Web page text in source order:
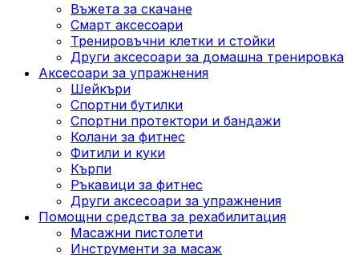
Въжета за скачане
Смарт аксесоари
Тренировъчни клетки и стойки
Други аксесоари за домашна тренировка
Аксесоари за упражнения
Шейкъри
Спортни бутилки
Спортни протектори и бандажи
Колани за фитнес
Фитили и куки
Кърпи
Ръкавици за фитнес
Други аксесоари за упражнения
Помощни средства за рехабилитация
Масажни пистолети
Инструменти за масаж